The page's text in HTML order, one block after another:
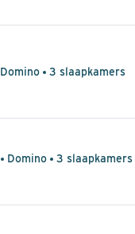
Domino
3 slaapkamers
Domino
3 slaapkamers